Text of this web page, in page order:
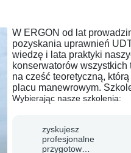
W ERGON od lat
pozyskania uprawnień
wiedzę i lata praktyki
konserwatorów
na cześć teoretyczną,
placu manewrowym.
Wybierając nasze szkolenia:
zyskujesz
profesjonalne
przygotowanie